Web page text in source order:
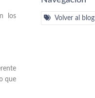
los
que
Volver al blog